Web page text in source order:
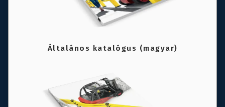
Általános katalógus (magyar)